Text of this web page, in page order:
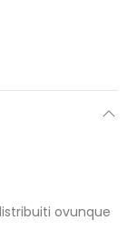
ovunque